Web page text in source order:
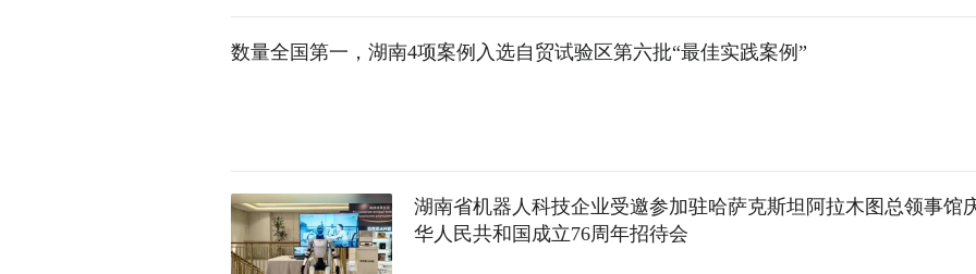
数量全国第一，湖南4项案例入选自贸试验区第六批“最佳实践案例”
湖南省机器人科技企业受邀参加驻哈萨克斯坦阿拉木图总领事馆
华人民共和国成立76周年招待会